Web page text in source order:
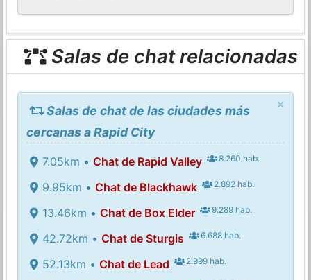
Salas de chat relacionadas
×
Salas de chat de las ciudades más
cercanas a Rapid City
7.05km • Chat de Rapid Valley 8.260 hab.
9.95km • Chat de Blackhawk 2.892 hab.
13.46km • Chat de Box Elder 9.289 hab.
42.72km • Chat de Sturgis 6.688 hab.
52.13km • Chat de Lead 2.999 hab.